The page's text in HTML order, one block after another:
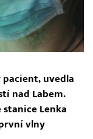
uvedla
nad Labem.
Lenka
vlny